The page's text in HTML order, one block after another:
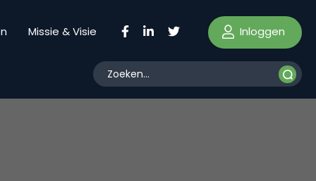
Missie & Visie Inloggen